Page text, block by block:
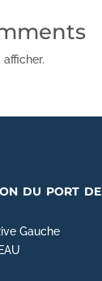
du port de
Gauche